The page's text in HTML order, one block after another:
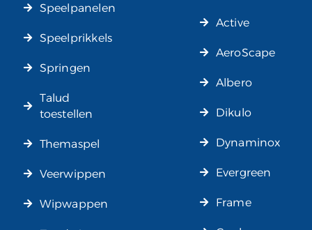
Speelpanelen
Speelprikkels
Springen
Talud
toestellen
Themaspel
Veerwippen
Wipwappen
Active
AeroScape
Albero
Dikulo
Dynaminox
Evergreen
Frame